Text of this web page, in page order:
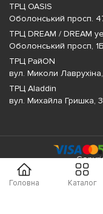
Головна Каталог
ТРЦ OASIS
Оболонський просп.
ТРЦ DREAM / DREAM
Оболонський просп, 1Б
ТРЦ РайON
вул. Миколи
ТРЦ Aladdin
вул. Михайла Гришка,